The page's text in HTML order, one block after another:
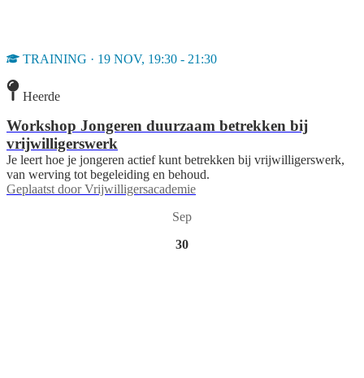
TRAINING · 19 NOV, 19:30 - 21:30
Heerde
Workshop Jongeren duurzaam betrekken bij
vrijwilligerswerk
Je leert hoe je jongeren actief kunt betrekken bij vrijwilligerswerk,
van werving tot begeleiding en behoud.
Geplaatst door Vrijwilligersacademie
Sep
30